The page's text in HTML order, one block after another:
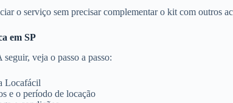
o serviço sem precisar complementar o kit com outros
em SP
veja o passo a passo:
Locafácil
e o período de locação